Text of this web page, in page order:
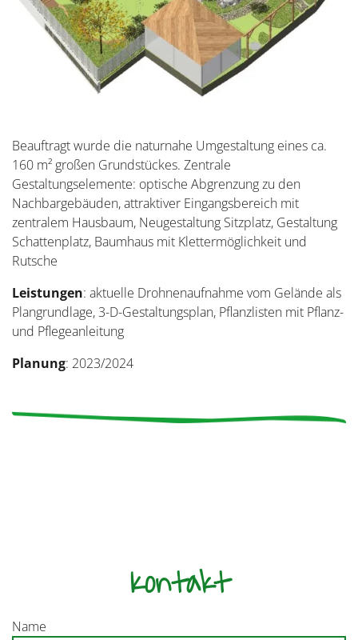
Beauftragt wurde die naturnahe Umgestaltung eines ca.
160 m² großen Grundstückes. Zentrale
Gestaltungselemente: optische Abgrenzung zu den
Nachbargebäuden, attraktiver Eingangsbereich mit
zentralem Hausbaum, Neugestaltung Sitzplatz, Gestaltung
Schattenplatz, Baumhaus mit Klettermöglichkeit und
Rutsche
Leistungen: aktuelle Drohnenaufnahme vom Gelände als
Plangrundlage, 3-D-Gestaltungsplan, Pflanzlisten mit Pflanz-
und Pflegeanleitung
Planung: 2023/2024
Kontakt
Name